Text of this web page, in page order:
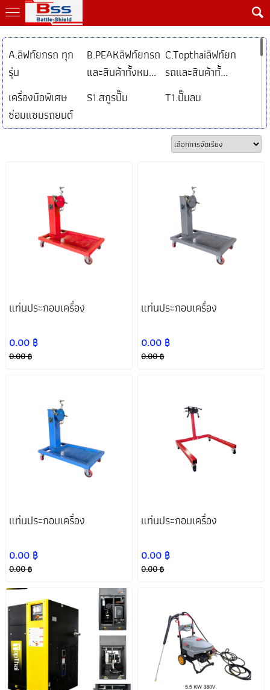
A.ลิฟท์ยกรถ ทุก
รุ่น
B.PEAKลิฟท์ยกรถ
และสินค้าทั้งหม...
C.Topthaiลิฟท์ยก
รถและสินค้าทั้...
เครื่องมือพิเศษ
ซ่อมแซมรถยนต์
หร...
S1.สกูรปั๊ม T1.ปั๊มลม
ตู้เก็บเครื่องมือและ
C.เครื่องถอดยาง
D.เครื่องถ่วงล้อ
อุปกรณ์
H.แท่นดึงตัวถัง
รถยนต์
J.เครื่องเจียรจาน
L.แท่นกดสปริง
M.เครนยกเครื่อง
N.แท่นประกอบ
O.แม่แรงยกรถ
P.แม่แรงยกเกียร์
U.เครื่องเทสหัวฉีด
รถยน...
W.ตู้เก็บอุปกรณ์
เครื่องมือ-ชั้...
Y.ชุดเซทบล็อก
ปากกาจับชิ้นงาน
โปรโมชั่นลิฟท์ X
สินค้าเงินผ่อน
โปรโมชั่น 12.12 เตรียมแยกหมวด
อ่างน้ำมันสแตน
เลสขนาดใหญ่
แท่นประกอบเครื่อง
0.00 ฿
0.00 ฿
แท่นประกอบเครื่อง
0.00 ฿
0.00 ฿
แท่นประกอบเครื่อง
0.00 ฿
0.00 ฿
แท่นประกอบเครื่อง
0.00 ฿
0.00 ฿